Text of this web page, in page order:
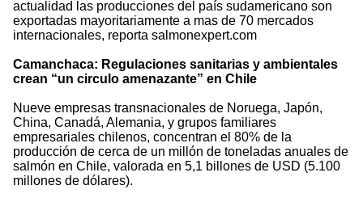
actualidad las producciones del país sudamericano son
exportadas mayoritariamente a mas de 70 mercados
internacionales, reporta salmonexpert.com
Camanchaca: Regulaciones sanitarias y ambientales
crean “un circulo amenazante” en Chile
Nueve empresas transnacionales de Noruega, Japón,
China, Canadá, Alemania, y grupos familiares
empresariales chilenos, concentran el 80% de la
producción de cerca de un millón de toneladas anuales de
salmón en Chile, valorada en 5,1 billones de USD (5.100
millones de dólares).